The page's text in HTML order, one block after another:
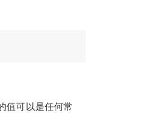
值可以是任何常